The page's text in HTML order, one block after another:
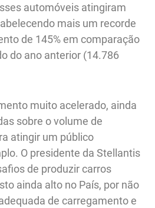
automóveis atingiram
mais um recorde
de 145% em comparação
do ano anterior (14.786
muito acelerado, ainda
sobre o volume de
atingir um público
O presidente da Stellantis
de produzir carros
ainda alto no País, por não
de carregamento e